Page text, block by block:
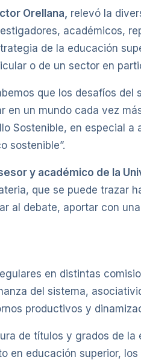
Orellana, relevó la
académicos,
de la educación
o de un sector en
que los desafíos
un mundo cada vez
Sostenible, en especial
sostenible”.
y académico de la
que se puede trazar
al debate, aportar con
en distintas
del sistema,
productivos y
de títulos y grados de
en educación superior,